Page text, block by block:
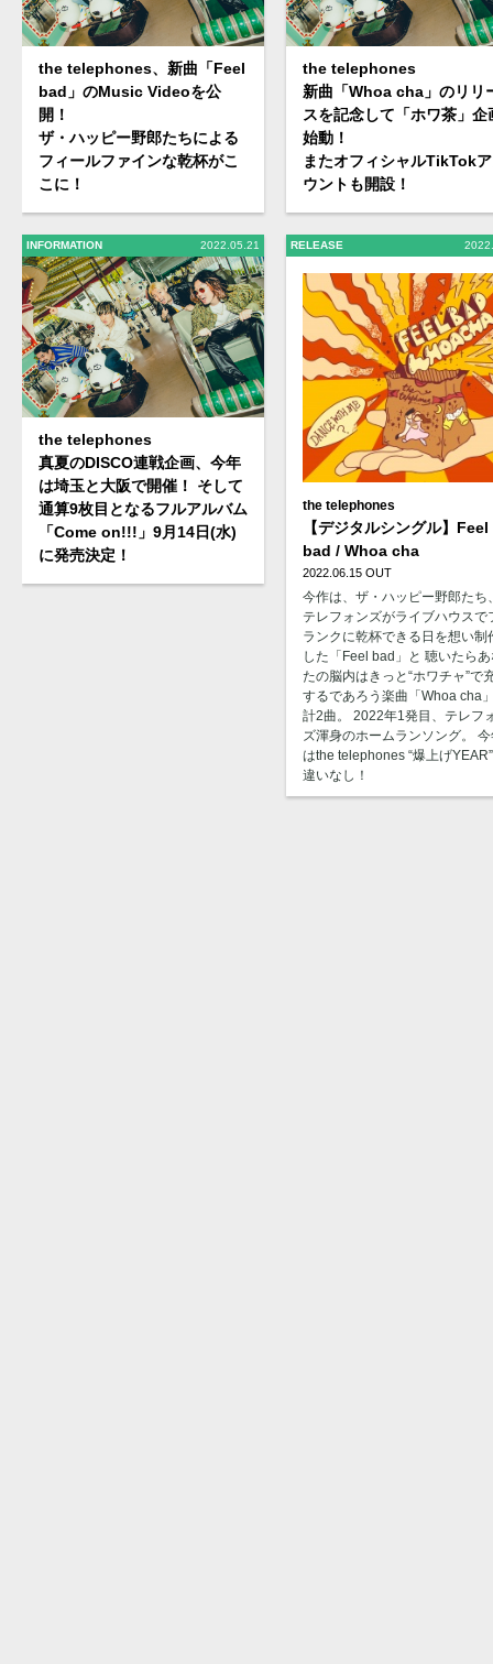
the telephones、新曲「Feel
bad」のMusic Videoを公
開！
ザ・ハッピー野郎たちによる
フィールファインな乾杯がこ
こに！
INFORMATION 2022.05.21
the telephones
真夏のDISCO連戦企画、今年
は埼玉と大阪で開催！ そして
通算9枚目となるフルアルバム
「Come on!!!」9月14日(水)
に発売決定！
the telephones
新曲「Whoa cha」のリリ
スを記念して「ホワ茶」企
始動！
またオフィシャルTikTok
ウントも開設！
RELEASE
the telephones
【デジタルシングル】Feel
bad / Whoa cha
2022.06.15 OUT
今作は、ザ・ハッピー野郎たち
テレフォンズがライブハウスで
ランクに乾杯できる日を想い制
した「Feel bad」と 聴いたら
たの脳内はきっと“ホワチャ”で
するであろう楽曲「Whoa cha
計2曲。 2022年1発目、テレフ
ズ渾身のホームランソング。
はthe telephones “爆上げ
違いなし！